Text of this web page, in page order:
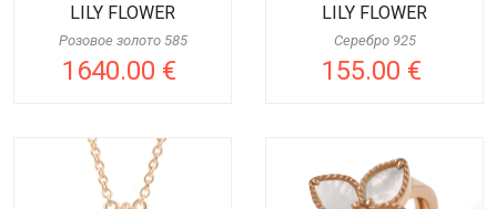
LILY FLOWER
Розовое золото 585
1640.00 €
LILY FLOWER
Серебро 925
155.00 €